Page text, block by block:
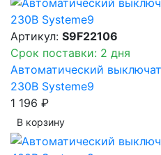
Артикул: S9F22106
Срок поставки: 2 дня
Автоматический
230В Systeme9
1 196 ₽
В корзинy